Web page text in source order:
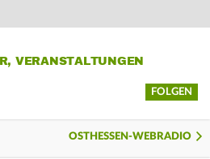
VERANSTALTUNGEN
FOLGEN
OSTHESSEN-WEBRADIO